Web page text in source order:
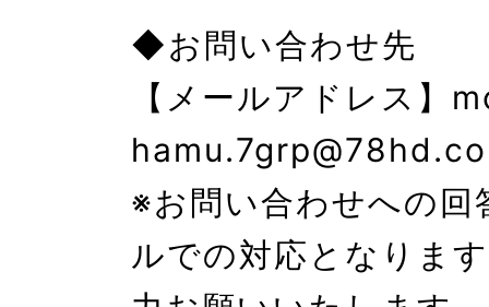
◆お問い合わせ先
【メールアドレス】
※お問い合わせへの回
ルでの対応となりま